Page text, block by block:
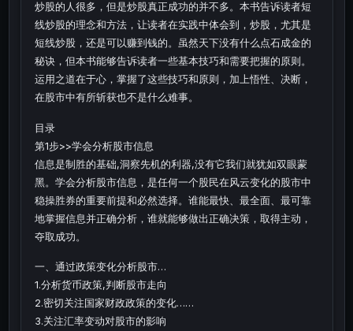
炒股的人很多，但是炒股真正成功的并不多。本书告诉读者短
线炒股的理念和方法，让读者在实践中体会到，炒股，尤其是
短线炒股，还是可以赚到钱的。虽然天下没有什么点石成金的
秘诀，但本书能够告诉读者一些基本技巧和需要把握的原则。
运用之道在于心，掌握了这些技巧和原则，加上悟性、决断，
在股市中有所斩获也不是什么难事。
目录
第1步>>学会分析股市信息
信息是制胜的基础,洞察先机的利器,没有它我们就犹如双眼蒙
黑。学会分析股市信息，是任何一个股民在风云变化的股市中
稳操胜券的重要前提和必然选择。谁能最快、最全面、最可靠
地掌握信息并正确分析，谁就能够做出正确决策，取得主动，
夺取成功。
一、通过政策变化分析股市…
1.分析货币政策,判断股市走向
2.密切关注国家财政政策的变化……
3.关注汇率变动对股市的影响